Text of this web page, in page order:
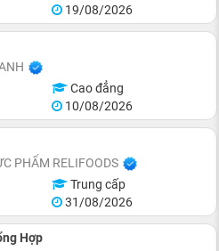
19/08/2026
Cao đẳng
10/08/2026
PHẨM RELIFOODS
Trung cấp
31/08/2026
Hợp